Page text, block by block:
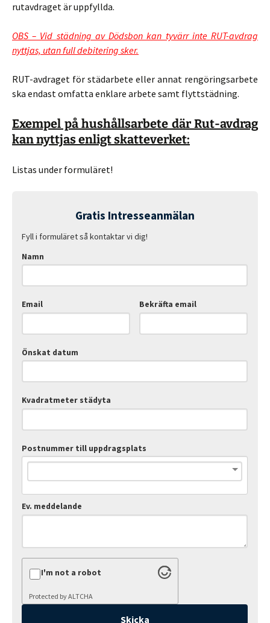
rutavdraget är uppfyllda.
OBS – Vid städning av Dödsbon kan tyvärr inte RUT-avdrag
nyttjas, utan full debitering sker.
RUT-avdraget för städarbete eller annat rengöringsarbete
ska endast omfatta enklare arbete samt flyttstädning.
Exempel på hushållsarbete där Rut-avdrag
kan nyttjas enligt skatteverket:
Listas under formuläret!
Gratis Intresseanmälan
Fyll i formuläret så kontaktar vi dig!
Namn
Email Bekräfta email
Önskat datum
Kvadratmeter städyta
Postnummer till uppdragsplats
Ev. meddelande
I'm not a robot
Protected byALTCHA